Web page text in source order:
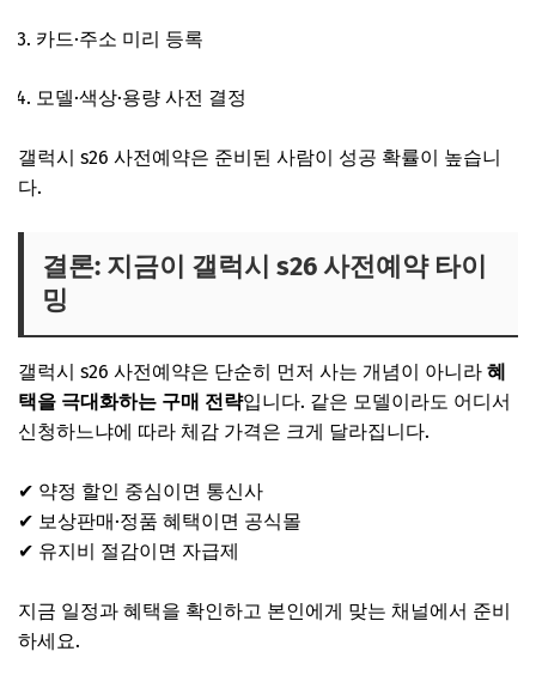
카드·주소 미리 등록
모델·색상·용량 사전 결정
갤럭시 s26 사전예약은 준비된 사람이 성공 확률이 높습니
다.
결론: 지금이 갤럭시 s26 사전예약 타이
밍
갤럭시 s26 사전예약은 단순히 먼저 사는 개념이 아니라 혜
택을 극대화하는 구매 전략입니다. 같은 모델이라도 어디서
신청하느냐에 따라 체감 가격은 크게 달라집니다.
✔ 약정 할인 중심이면 통신사
✔ 보상판매·정품 혜택이면 공식몰
✔ 유지비 절감이면 자급제
지금 일정과 혜택을 확인하고 본인에게 맞는 채널에서 준비
하세요.